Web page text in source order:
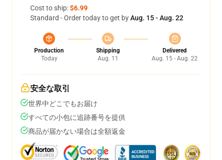
Cost to ship:$6.99
Standard - Order today to get byAug. 15 - Aug. 22
Production
Today
Shipping
Aug. 11
Delivered
Aug. 15 - Aug. 22
安全な取引
世界中どこでもお届け
すべての小包に追跡番号を提供
商品が届かない場合は全額返金